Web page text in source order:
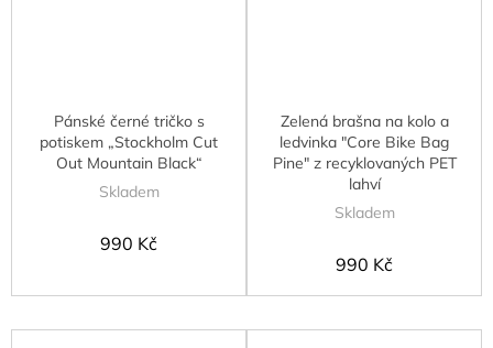
Pánské černé tričko s
potiskem „Stockholm Cut
Out Mountain Black“
Skladem
990 Kč
Zelená brašna na kolo a
ledvinka "Core Bike Bag
Pine" z recyklovaných PET
lahví
Skladem
990 Kč